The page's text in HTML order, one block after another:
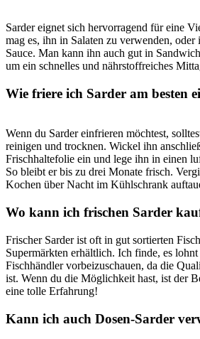
Sarder eignet sich hervorragend​ für eine
mag es, ihn⁤ in Salaten zu verwenden, oder
Sauce. Man‍ kann ihn auch ‌gut in
um ein schnelles und nährstoffreiches
Wie friere⁣ ich Sarder am besten
Wenn​ du Sarder einfrieren möchtest,
reinigen ⁢und ⁢trocknen. Wickel ihn
Frischhaltefolie ein und lege ihn in ⁢einen
So bleibt er bis ⁢zu drei‌ Monate frisch.
Kochen über ⁢Nacht im ⁣Kühlschrank⁣
Wo kann ich ‌frischen Sarder‌
Frischer Sarder ist oft in gut ⁢sortierten
Supermärkten erhältlich. Ich⁤ finde,⁤ es
⁤Fischhändler⁣ vorbeizuschauen, da die
ist.⁤ Wenn du die Möglichkeit hast, ist⁢ der
eine‍ tolle Erfahrung!
Kann ich‍ auch ‍Dosen-Sarder